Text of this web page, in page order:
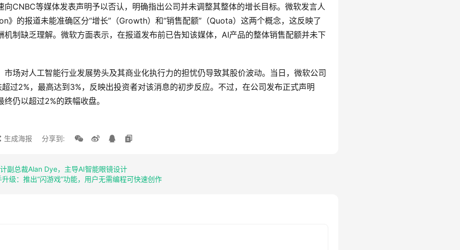
向CNBC等媒体发表声明予以否认，明确指出公司并未调整其整体的增长目标。微软发言人
》的报道未能准确区分“增长”（Growth）和“销售配额”（Quota）这两个概念，这反映了
机制缺乏理解。微软方面表示，在报道发布前已告知该媒体，AI产品的整体销售配额并未下
市场对人工智能行业发展势头及其商业化执行力的担忧仍导致其股价波动。当日，微软公司
超过2%，最高达到3%，反映出投资者对该消息的初步反应。不过，在公司发布正式声明
仍以超过2%的跌幅收盘。
生成海报 分享到:
副总裁Alan Dye，主导AI智能眼镜设计
升级：推出“闪游戏”功能，用户无需编程可快速创作